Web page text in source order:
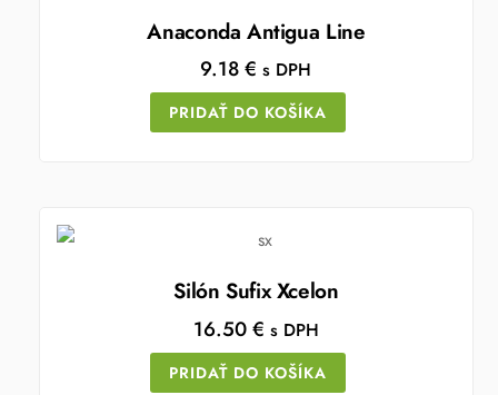
Anaconda Antigua Line
9.18€ s DPH
PRIDAŤ DO KOŠÍKA
Silón Sufix Xcelon
16.50€ s DPH
PRIDAŤ DO KOŠÍKA